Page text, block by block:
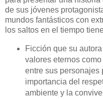
de sus jóvenes
mundos fantásticos con
los saltos en el tiempo
Ficción que su
valores eternos
entre sus personajes
importancia del
ambiente y la